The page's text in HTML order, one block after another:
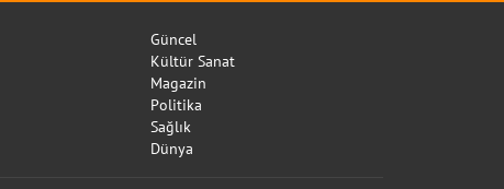
Güncel
Kültür Sanat
Magazin
Politika
Sağlık
Dünya